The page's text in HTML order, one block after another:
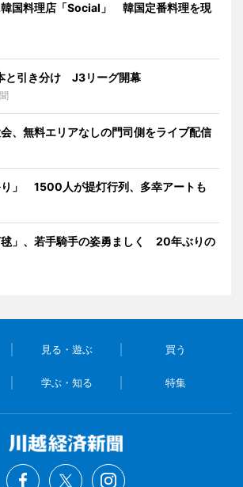
国料理店「Social」 韓国定番料理を現
と引き分け J3リーグ開幕
、無料エリアなしの門司側をライブ配信
り」 1500人が提灯行列、多幸アートも
毬」、若手騎手の姿勇ましく 20年ぶりの
見る・遊ぶ 買う
学ぶ・知る 特集